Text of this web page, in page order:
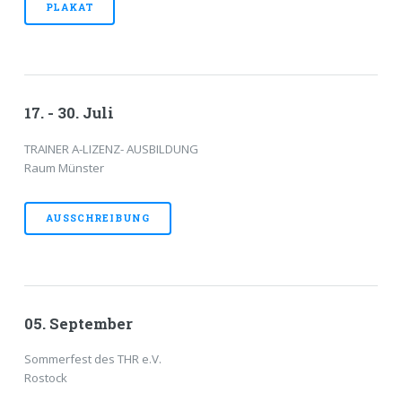
PLAKAT
17. - 30. Juli
TRAINER A-LIZENZ- AUSBILDUNG
Raum Münster
AUSSCHREIBUNG
05. September
Sommerfest des THR e.V.
Rostock